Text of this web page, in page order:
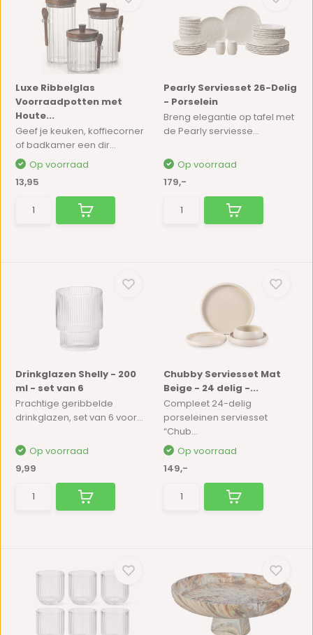
Luxe Ribbelglas
Voorraadpotten met
Houte...
Geef je keuken, koffiecorner
of badkamer een dir...
Op voorraad
13,95
Pearly Serviesset 26-Delig
- Porselein
Breng elegantie op tafel met
de Pearly serviesse...
Op voorraad
179,-
Drinkglazen Shelly - 200
ml - set van 6
Prachtige geribbelde
drinkglazen, set van 6 voor...
Op voorraad
9,99
Chubby Serviesset Mat
Beige - 24 delig -...
Compleet 24-delig
porseleinen serviesset
“Chub...
Op voorraad
149,-